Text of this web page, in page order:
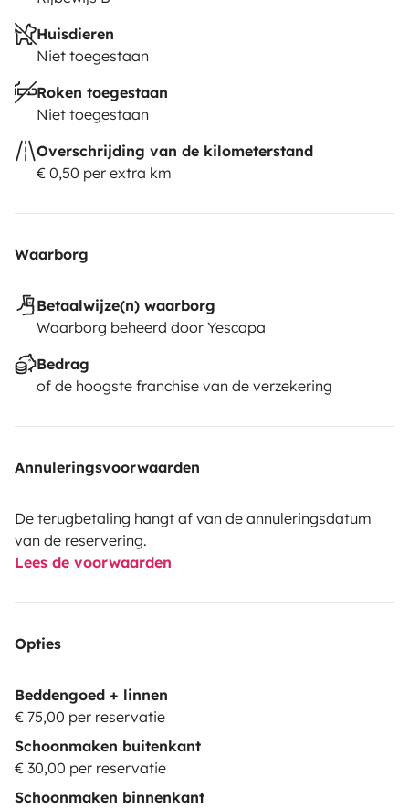
Huisdieren
Niet toegestaan
Roken toegestaan
Niet toegestaan
Overschrijding van de kilometerstand
€ 0,50 per extra km
Waarborg
Betaalwijze(n) waarborg
Waarborg beheerd door Yescapa
Bedrag
of de hoogste franchise van de verzekering
Annuleringsvoorwaarden
De terugbetaling hangt af van de annuleringsdatum
van de reservering.
Lees de voorwaarden
Opties
Beddengoed + linnen
€ 75,00 per reservatie
Schoonmaken buitenkant
€ 30,00 per reservatie
Schoonmaken binnenkant